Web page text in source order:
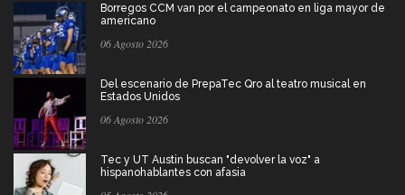
Borregos CCM van por el campeonato en liga mayor de
americano
06 Agosto 2026
Del escenario de PrepaTec Qro al teatro musical en
Estados Unidos
06 Agosto 2026
Tec y UT Austin buscan "devolver la voz" a
hispanohablantes con afasia